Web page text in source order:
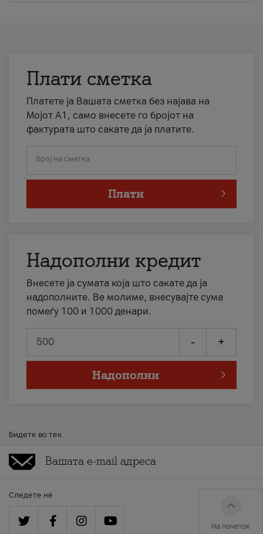
Плати сметка
Платете ја Вашата сметка без најава на
Мојот А1, само внесете го бројот на
фактурата што сакате да ја платите.
Број на сметка
Плати
Надополни кредит
Внесете ја сумата која што сакате да ја
надополните. Ве молиме, внесувајте сума
помеѓу 100 и 1000 денари.
- +
Надополни
Бидете во тек
Следете нè
На почеток